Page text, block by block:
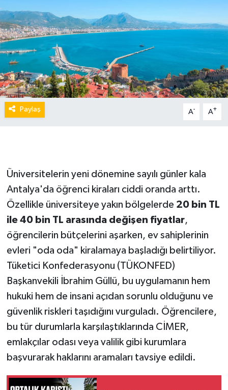
Paylaş A- A+
Üniversitelerin yeni dönemine sayılı günler kala
Antalya'da öğrenci kiraları ciddi oranda arttı.
Özellikle üniversiteye yakın bölgelerde 20 bin TL
ile 40 bin TL arasında değişen fiyatlar,
öğrencilerin bütçelerini aşarken, ev sahiplerinin
evleri "oda oda" kiralamaya başladığı belirtiliyor.
Tüketici Konfederasyonu (TÜKONFED)
Başkanvekili İbrahim Güllü, bu uygulamanın hem
hukuki hem de insani açıdan sorunlu olduğunu ve
güvenlik riskleri taşıdığını vurguladı. Öğrencilere,
bu tür durumlarla karşılaştıklarında CİMER,
emlakçılar odası veya valilik gibi kurumlara
başvurarak haklarını aramaları tavsiye edildi.